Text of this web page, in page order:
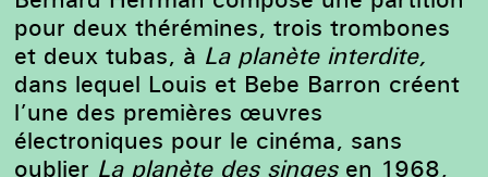
pour deux thérémines, trois trombones
et deux tubas, à La planète interdite,
dans lequel Louis et Bebe Barron créent
l’une des premières œuvres
électroniques pour le cinéma, sans
oublier La planète des singesen 1968,